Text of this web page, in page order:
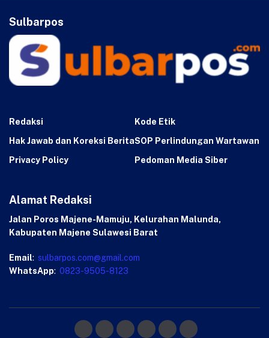
Sulbarpos
Redaksi
Kode Etik
Hak Jawab dan Koreksi BeritaSOP Perlindungan Wartawan
Privacy Policy
Pedoman Media Siber
Alamat Redaksi
Jalan Poros Majene-Mamuju, Kelurahan Malunda,
Kabupaten Majene Sulawesi Barat
Email: sulbarpos.com@gmail.com
WhatsApp: 0823-9505-8123